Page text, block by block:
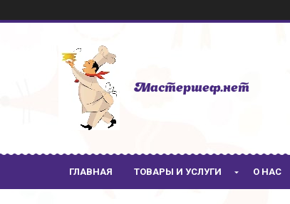
Мастершеф.нет
ГЛАВНАЯ ТОВАРЫ И УСЛУГИ О НАС